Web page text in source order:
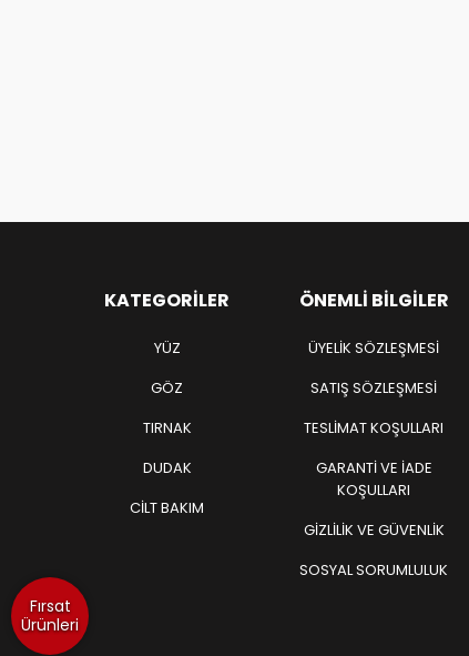
Fırsat
Ürünleri
KATEGORILER
YÜZ
GÖZ
TIRNAK
DUDAK
CİLT BAKIM
ÖNEMLI BILGILER
ÜYELIK SÖZLEŞMESI
SATIŞ SÖZLEŞMESI
TESLIMAT KOŞULLARI
GARANTI VE İADE
KOŞULLARI
GIZLILIK VE GÜVENLIK
SOSYAL SORUMLULUK